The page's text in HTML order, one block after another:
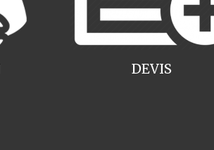
DEVIS